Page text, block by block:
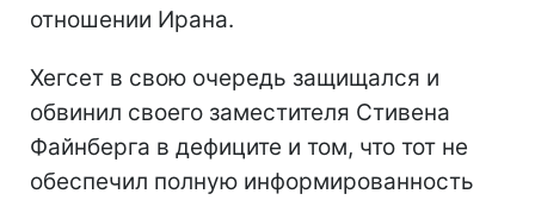
отношении Ирана.
Хегсет в свою очередь защищался и
обвинил своего заместителя Стивена
Файнберга в дефиците и том, что тот не
обеспечил полную информированность